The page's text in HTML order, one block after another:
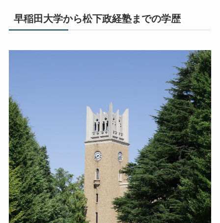
早稲田大学から松下政経塾までの学歴